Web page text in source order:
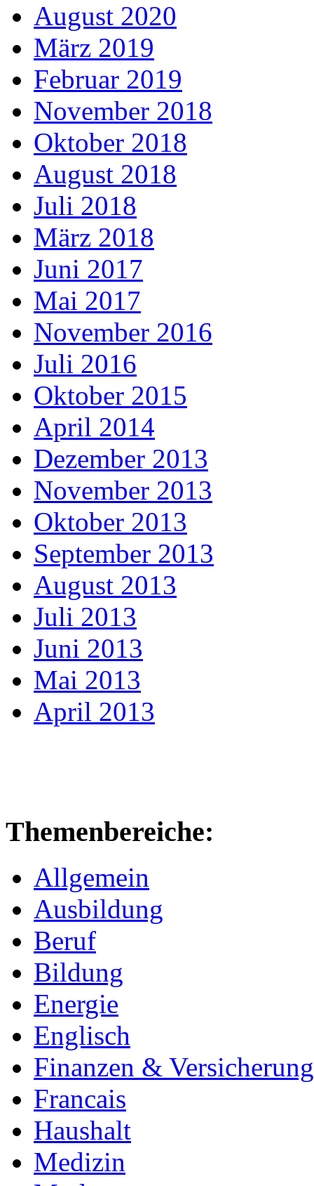
August 2020
März 2019
Februar 2019
November 2018
Oktober 2018
August 2018
Juli 2018
März 2018
Juni 2017
Mai 2017
November 2016
Juli 2016
Oktober 2015
April 2014
Dezember 2013
November 2013
Oktober 2013
September 2013
August 2013
Juli 2013
Juni 2013
Mai 2013
April 2013
Themenbereiche:
Allgemein
Ausbildung
Beruf
Bildung
Energie
Englisch
Finanzen &
Francais
Haushalt
Medizin